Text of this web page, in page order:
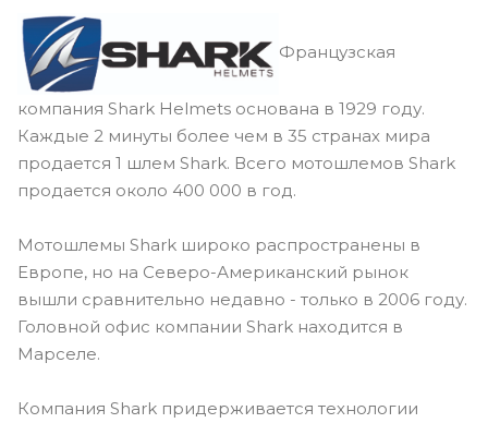
Французская
компания Shark Helmets основана в 1929 году.
Каждые 2 минуты более чем в 35 странах мира
продается 1 шлем Shark. Всего мотошлемов Shark
продается около 400 000 в год.
Мотошлемы Shark широко распространены в
Европе, но на Северо-Американский рынок
вышли сравнительно недавно - только в 2006 году.
Головной офис компании Shark находится в
Марселе.
Компания Shark придерживается технологии